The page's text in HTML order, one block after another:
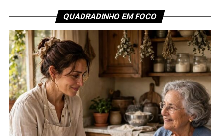
QUADRADINHO EM FOCO